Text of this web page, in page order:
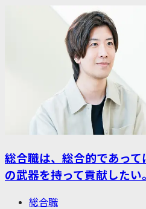
総合職は、総合的であっ
の武器を持って貢献したい。
総合職